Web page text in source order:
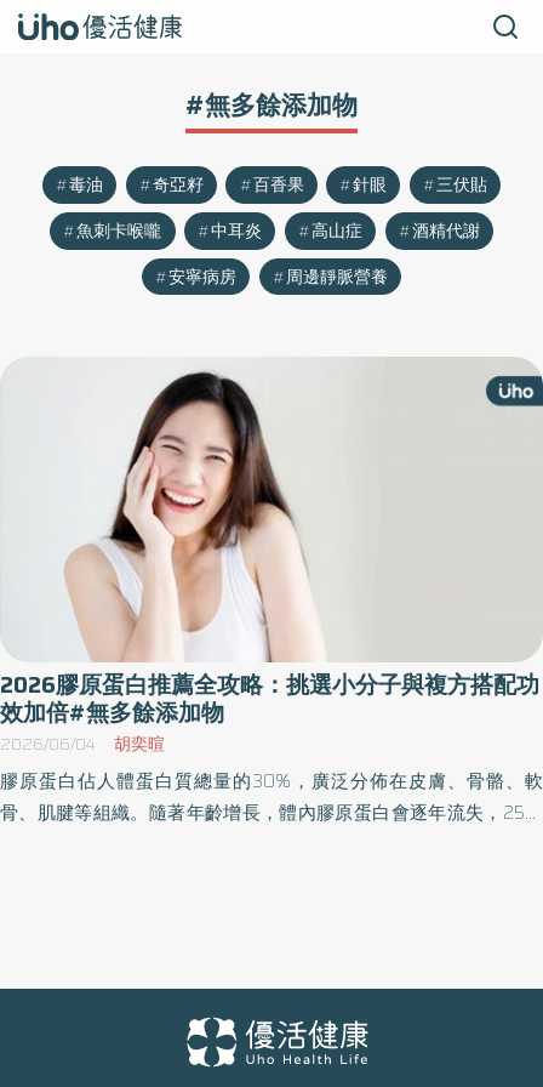
#無多餘添加物
毒油 奇亞籽 百香果 針眼
三伏貼
魚刺卡喉嚨
中耳炎 高山症
酒精代謝
安寧病房
周邊靜脈營養
2026膠原蛋白推薦全攻略：挑選小分子與複方搭配功
效加倍#無多餘添加物
2026/06/04 胡奕暄
膠原蛋白佔人體蛋白質總量的30%，廣泛分佈在皮膚、骨骼、軟
骨、肌腱等組織。隨著年齡增長，體內膠原蛋白會逐年流失，25歲
挑選往往感到困惑。林君曄醫師從營養學及健康管理角度分享消費
者挑選產品時可參考的方向。